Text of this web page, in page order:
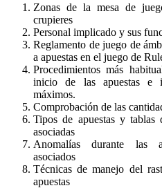
Zonas de la mesa de
crupieres
Personal implicado y sus
Reglamento de juego de
a apuestas en el juego de
Procedimientos más
inicio de las apuestas e
máximos.
Comprobación de las
Tipos de apuestas y tablas
asociadas
Anomalías durante las
asociados
Técnicas de manejo del
apuestas